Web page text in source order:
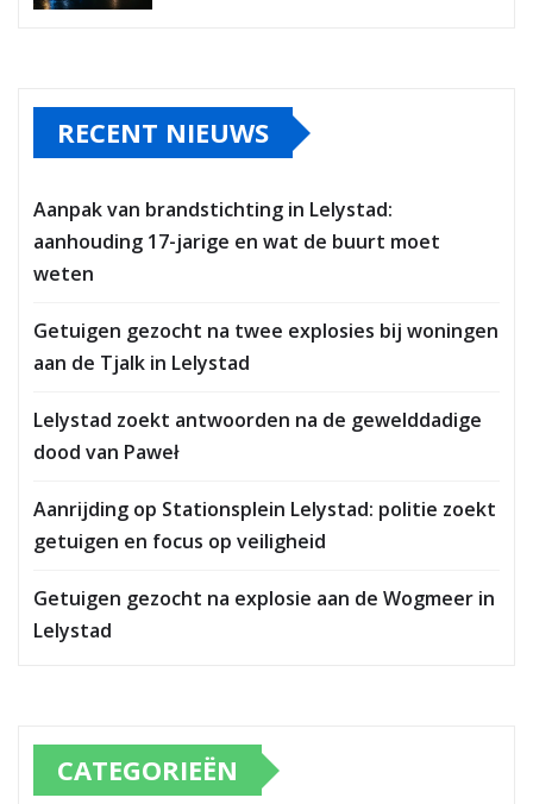
RECENT NIEUWS
Aanpak van brandstichting in Lelystad:
aanhouding 17-jarige en wat de buurt moet
weten
Getuigen gezocht na twee explosies bij woningen
aan de Tjalk in Lelystad
Lelystad zoekt antwoorden na de gewelddadige
dood van Paweł
Aanrijding op Stationsplein Lelystad: politie zoekt
getuigen en focus op veiligheid
Getuigen gezocht na explosie aan de Wogmeer in
Lelystad
CATEGORIEËN